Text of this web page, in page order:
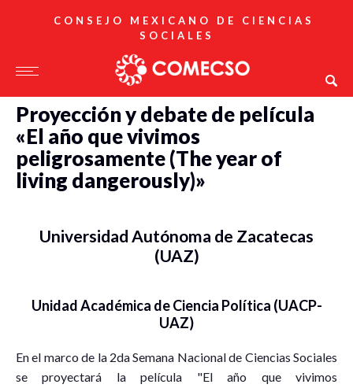
CONSEJO MEXICANO DE CIENCIAS
SOCIALES
Proyección y debate de película
«El año que vivimos
peligrosamente (The year of
living dangerously)»
Universidad Autónoma de Zacatecas
(UAZ)
Unidad Académica de Ciencia Política (UACP-
UAZ)
En el marco de la 2da Semana Nacional de Ciencias Sociales
se proyectará la película "El año que vivimos